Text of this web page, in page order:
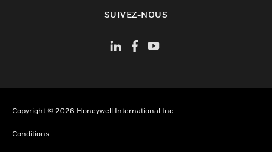
SUIVEZ-NOUS
Copyright © 2026 Honeywell International Inc
Conditions